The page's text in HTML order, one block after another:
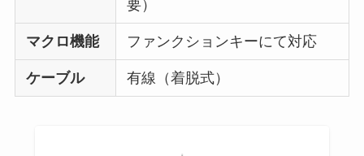
要）
マクロ機能 ファンクションキーにて対応
ケーブル 有線（着脱式）